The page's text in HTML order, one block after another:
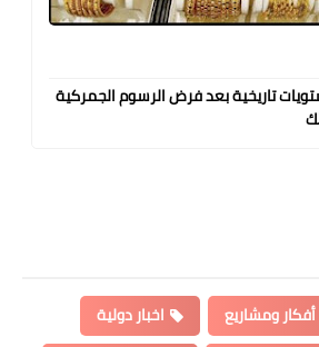
مطلوب متطوعين من الدول العربية